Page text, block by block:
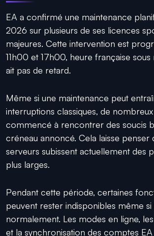
EA a confirmé une maintenance
2026 sur plusieurs de ses licences
majeures. Cette intervention est
11h00 et 17h00, heure française sous
ait pas de retard.
Même si une maintenance peut
interruptions classiques, de
commencé à rencontrer des soucis
créneau annoncé. Cela laisse penser
serveurs subissent actuellement des
plus larges.
Pendant cette période, certaines
peuvent rester indisponibles même si
normalement. Les modes en ligne,
et la synchronisation des comptes